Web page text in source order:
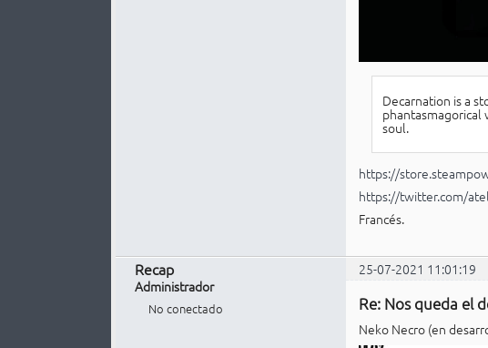
Decarnation is a
soul.
https://
https://twitter.com/
Francés.
Recap
25-07-2021 11:01:19
Administrador
No conectado Re: Nos queda el
Neko Necro (en